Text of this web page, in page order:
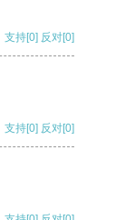
支持[0] 反对[0]
支持[0] 反对[0]